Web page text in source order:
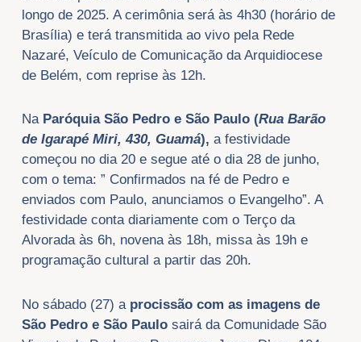
longo de 2025. A cerimônia será às 4h30 (horário de
Brasília) e terá transmitida ao vivo pela Rede
Nazaré, Veículo de Comunicação da Arquidiocese
de Belém, com reprise às 12h.
Na Paróquia São Pedro e São Paulo (Rua Barão
de Igarapé Miri, 430, Guamá), a festividade
começou no dia 20 e segue até o dia 28 de junho,
com o tema: ” Confirmados na fé de Pedro e
enviados com Paulo, anunciamos o Evangelho”. A
festividade conta diariamente com o Terço da
Alvorada às 6h, novena às 18h, missa às 19h e
programação cultural a partir das 20h.
No sábado (27) a procissão com as imagens de
São Pedro e São Paulosairá da Comunidade São